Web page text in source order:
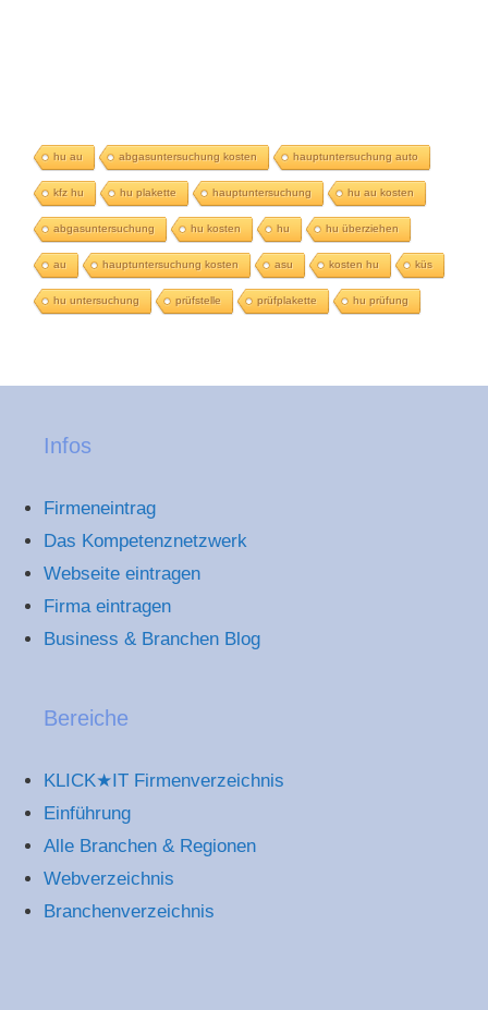
hu au abgasuntersuchung kosten hauptuntersuchung auto
kfz hu hu plakette hauptuntersuchung hu au kosten
abgasuntersuchung hu kosten hu hu überziehen
au hauptuntersuchung kosten asu kosten hu küs
hu untersuchung prüfstelle prüfplakette hu prüfung
Infos
Firmeneintrag
Das Kompetenznetzwerk
Webseite eintragen
Firma eintragen
Business & Branchen Blog
Bereiche
KLICK★IT Firmenverzeichnis
Einführung
Alle Branchen & Regionen
Webverzeichnis
Branchenverzeichnis